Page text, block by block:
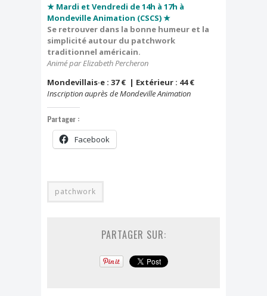
★ Mardi et Vendredi de 14h à 17h à
Mondeville Animation (CSCS) ★
Se retrouver dans la bonne humeur et la
simplicité autour du patchwork
traditionnel américain.
Animé par Elizabeth Percheron
Mondevillais·e : 37 € | Extérieur : 44 €
Inscription auprès de Mondeville Animation
Partager :
Facebook
patchwork
PARTAGER SUR: